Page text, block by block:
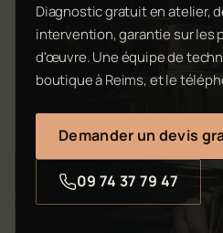
Diagnostic gratuit en atelier,
intervention, garantie sur les
d'œuvre. Une équipe de
boutique à Reims, et le
Demander un devis
09 74 37 79 47